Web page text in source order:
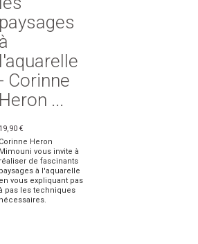
paysages
à
l'aquarelle
- Corinne
Heron ...
19,90 €
Corinne Heron
Mimouni vous invite à
réaliser de fascinants
paysages à l'aquarelle
en vous expliquant pas
pas les techniques
nécessaires.